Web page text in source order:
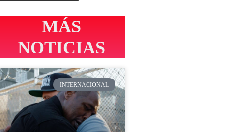
MÁS
NOTICIAS
INTERNACIONAL